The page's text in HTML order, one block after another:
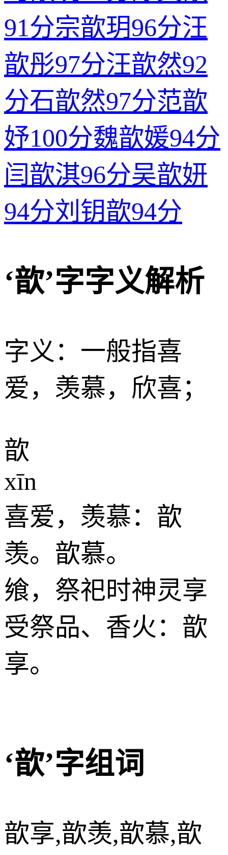
91分宗歆玥96分汪
歆彤97分汪歆然92
分石歆然97分范歆
妤100分魏歆媛94分
闫歆淇96分吴歆妍
94分刘钥歆94分
‘歆’字字义解析
字义：一般指喜
爱，羡慕，欣喜；
歆
xīn
喜爱，羡慕：歆
羡。歆慕。
飨，祭祀时神灵享
受祭品、香火：歆
享。
‘歆’字组词
歆享,歆羡,歆慕,歆